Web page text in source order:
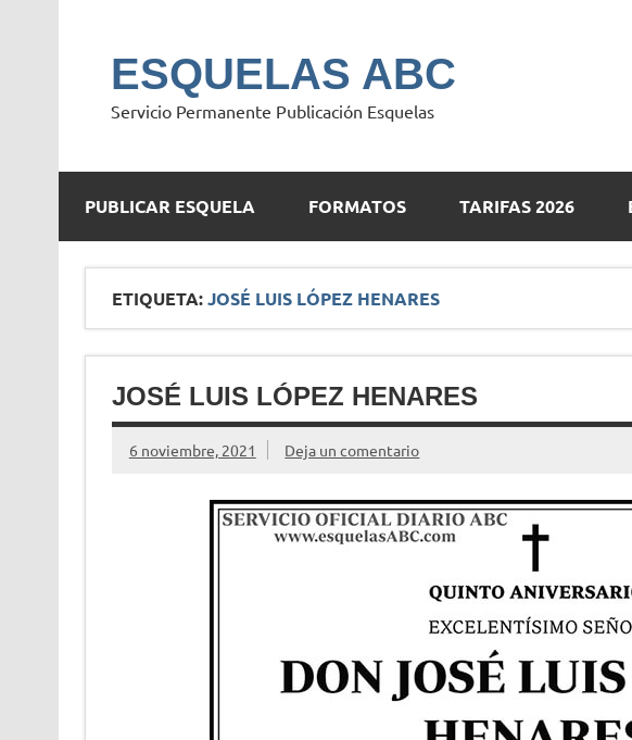
ESQUELAS ABC
Servicio Permanente Publicación Esquelas
PUBLICAR ESQUELA FORMATOS TARIFAS 2026
ETIQUETA:JOSÉ LUIS LÓPEZ HENARES
JOSÉ LUIS LÓPEZ HENARES
6 noviembre, 2021 Deja un comentario